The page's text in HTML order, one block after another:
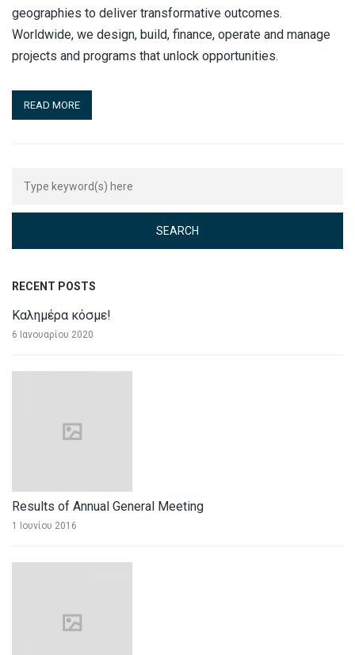
geographies to deliver transformative outcomes.
Worldwide, we design, build, finance, operate and manage
projects and programs that unlock opportunities.
READ MORE
RECENT POSTS
Καλημέρα κόσμε!
6 Ιανουαρίου 2020
Results of Annual General Meeting
1 Ιουνίου 2016